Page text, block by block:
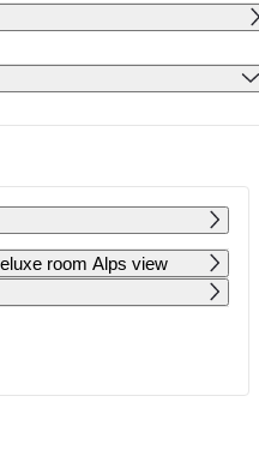
2026
ČT PÁ SO NE
1 2
6 7 8 9
609 16 609 16 279 14 319
room Alps view